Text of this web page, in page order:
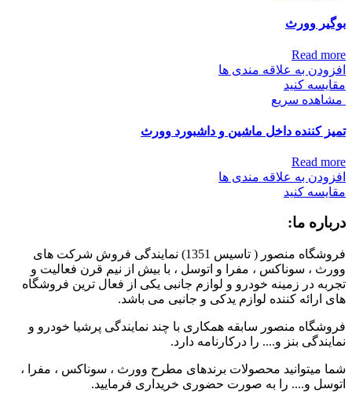
بوگیر وورث
Read more
افزودن به علاقه مندی ها
مقایسه کنید
مشاهده سریع
تمیز کننده داخل ماشین و داشبورد وورث
Read more
افزودن به علاقه مندی ها
مقایسه کنید
درباره ما:
فروشگاه منصور ( تاسیس 1351) نمایندگی فروش شرکت های
وورث ، سوناکس ، مفرا و اتوسل ، با بیش از نیم قرن فعالیت و
تجربه در زمینه خودرو و لوازم جانبی یکی از فعال ترین فروشگاه
های ارائه کننده لوازم یدکی و جانبی می باشد.
فروشگاه منصور سابقه همکاری با چند نمایندگی پرشیا خودرو و
نمایندگی بنز و.... را درکارنامه دارد.
شما میتوانید محصولات برندهای مطرح وورث ، سوناکس ، مفرا ،
اتوسل و.... را به صورت حضوری خریداری فرمایید.